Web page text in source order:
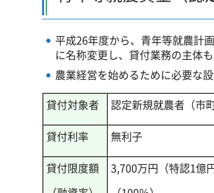
平成26年度から、青年等就農計
に名称変更し、貸付業務の主体
農業経営を始めるために必要な
貸付対象者
認定新規就農者（市
貸付利率
無利子
貸付限度額
3,700万円（特認1億円